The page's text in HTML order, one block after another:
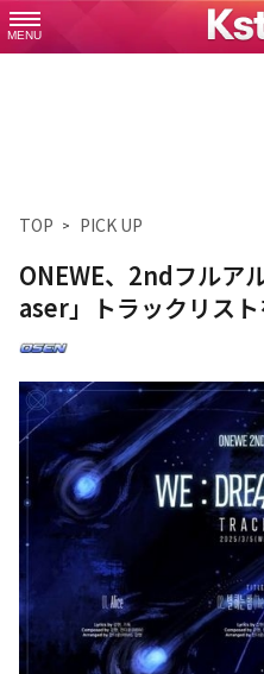
MENU
TOP PICK UP
ONEWE、2ndフルア
aser」トラックリス